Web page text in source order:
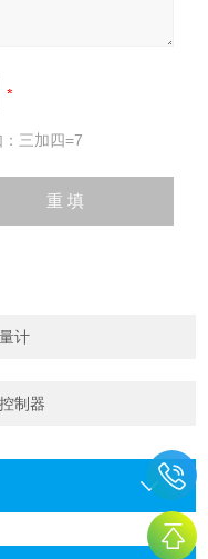
三加四=7
计
制器